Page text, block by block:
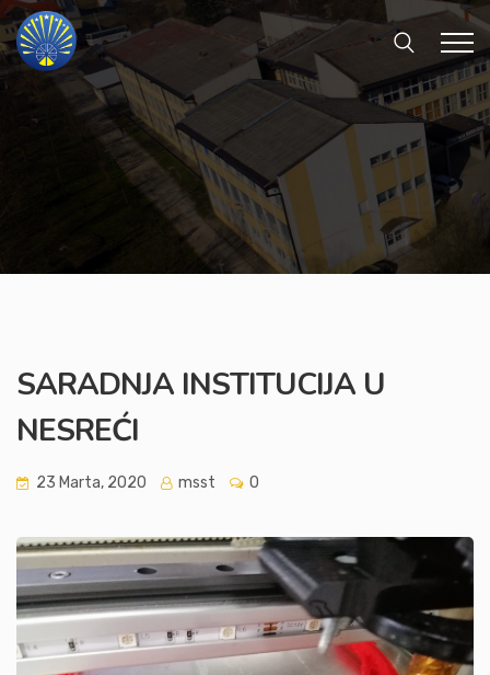
SARADNJA INSTITUCIJA U
NESREĆI
23 Marta, 2020 msst 0